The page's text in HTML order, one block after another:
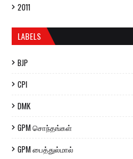
2011
LABELS
BJP
CPI
DMK
GPM சொந்தங்கள்
GPM பைத்துல்மால்